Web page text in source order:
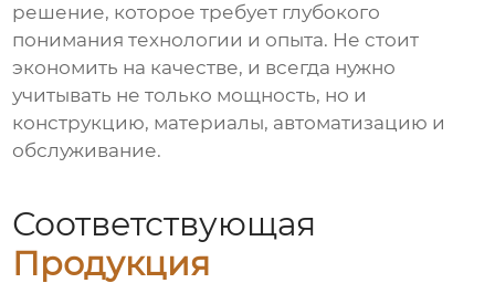
решение, которое требует глубокого
понимания технологии и опыта. Не стоит
экономить на качестве, и всегда нужно
учитывать не только мощность, но и
конструкцию, материалы, автоматизацию и
обслуживание.
Соответствующая
Продукция